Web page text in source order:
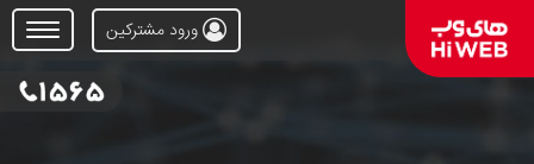
Open
Menu
ورود مشترکین